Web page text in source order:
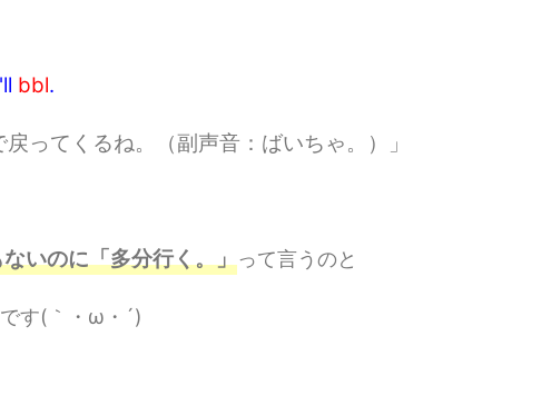
bbl.
戻ってくるね。（副声音：ばいちゃ。）」
いのに「多分行く。」って言うのと
す(｀・ω・´)